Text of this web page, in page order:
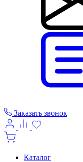
Заказать звонок
Каталог